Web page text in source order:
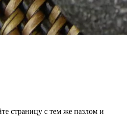
страницу с тем же пазлом и